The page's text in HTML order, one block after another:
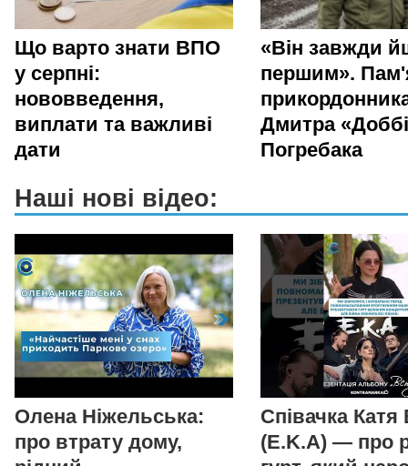
Що варто знати ВПО
у серпні:
нововведення,
виплати та важливі
дати
«Він завжди
першим».
Дмитра
Погребака
Наші нові відео:
Олена Ніжельська:
про втрату дому,
Співачка Катя
(E.K.A) — про